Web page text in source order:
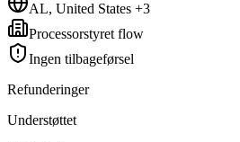
AL, United States +3
Processorstyret flow
Ingen tilbageførsel
Refunderinger
Understøttet